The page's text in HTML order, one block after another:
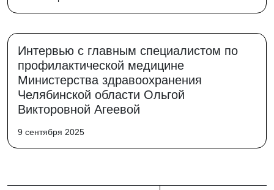
Интервью с главным специалистом по
профилактической медицине
Министерства здравоохранения
Челябинской области Ольгой
Викторовной Агеевой
9 сентября 2025